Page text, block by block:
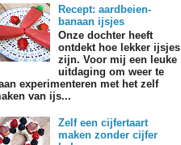
Recept: aardbeien-
banaan ijsjes
Onze dochter heeft
ontdekt hoe lekker ijsjes
zijn. Voor mij een leuke
uitdaging om weer te
experimenteren met het zelf
van ijs...
Zelf een cijfertaart
maken zonder cijfer